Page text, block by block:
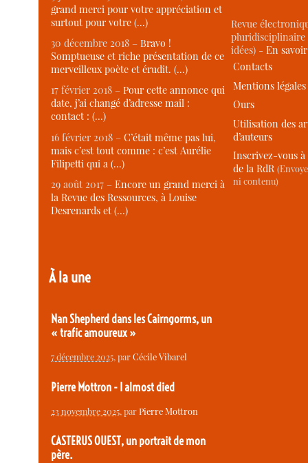
grand merci pour votre appréciation et
surtout pour votre (…)
30 décembre 2018 –Bravo !
Somptueuse et riche présentation de ce
merveilleux poète et érudit. (…)
17 février 2018 –Pour cette annonce qui
date, j’ai changé d’adresse mail :
contact : (…)
16 février 2018 –C’était même pas lui,
mais c’est tout comme : c’est Aurélie
Filipetti qui a (…)
29 août 2017 –Encore un grand merci à
la Revue des Ressources, à Louise
Desrenards et (…)
À la une
Nan Shepherd dans les Cairngorms, un
« trafic amoureux »
7 décembre 2025, parCécile Vibarel
Pierre Mottron - I almost died
23 novembre 2025, parPierre Mottron
CASTERUS OUEST, un portrait de mon
père.
Revue
idées) -En
Contacts
Mentions légales
Ours
Utilisation des
d’auteurs
Inscrivez-vous
de la RdR
ni contenu)